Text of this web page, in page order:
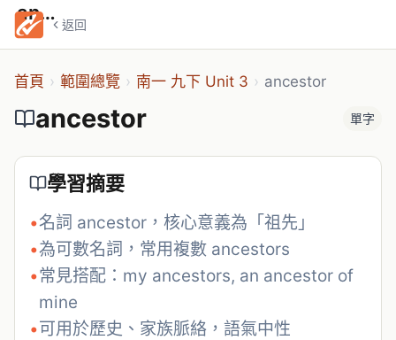
返回
ancestor
首頁 › 範圍總覽 › 南一 九下 Unit 3 › ancestor
ancestor 單字
學習摘要
•名詞 ancestor，核心意義為「祖先」
•為可數名詞，常用複數 ancestors
•常見搭配：my ancestors, an ancestor of
mine
•可用於歷史、家族脈絡，語氣中性